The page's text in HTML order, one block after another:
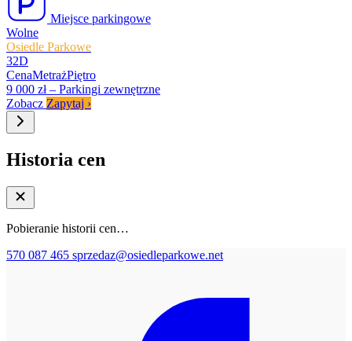
Miejsce parkingowe
Wolne
Osiedle Parkowe
32D
CenaMetrażPiętro
9 000 zł – Parkingi zewnętrzne
Zobacz Zapytaj ›
Historia cen
Pobieranie historii cen…
570 087 465 sprzedaz@osiedleparkowe.net